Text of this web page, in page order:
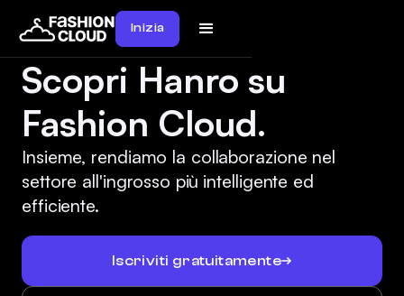
Inizia
Scopri Hanro su
Fashion Cloud.
Insieme, rendiamo la collaborazione nel
settore all'ingrosso più intelligente ed
efficiente.
Iscriviti gratuitamente